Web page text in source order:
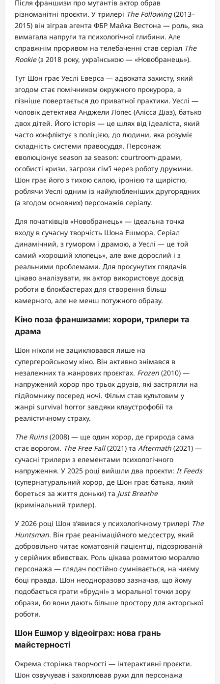
Після франшизи про мутантів актор обрав
різноманітні проєкти. У трилері The Following(2013–
2015) він зіграв агента ФБР Майка Вестона — роль, яка
вимагала напруги та психологічної глибини. Але
справжнім проривом на телебаченні став серіал The
Rookie(з 2018 року, українською — «Новобранець»).
Тут Шон грає Уеслі Еверса — адвоката захисту, який
згодом стає помічником окружного прокурора, а
пізніше повертається до приватної практики. Уеслі —
чоловік детектива Анджели Лопес (Алісса Діаз), батько
двох дітей. Його історія — це шлях від ідеаліста, який
часто конфліктує з поліцією, до людини, яка розуміє
складність системи правосуддя. Персонаж
еволюціонує season за season: courtroom-драми,
особисті кризи, загрози сім’ї через роботу дружини.
Шон грає його з тихою силою, іронією та щирістю,
роблячи Уеслі одним із найулюбленіших другорядних
(а згодом основних) персонажів серіалу.
Для початківців «Новобранець» — ідеальна точка
входу в сучасну творчість Шона Ешмора. Серіал
динамічний, з гумором і драмою, а Уеслі — це той
самий «хороший хлопець», але вже дорослий і з
реальними проблемами. Для просунутих глядачів
цікаво аналізувати, як актор використовує досвід
роботи в блокбастерах для створення більш
камерного, але не менш потужного образу.
Кіно поза франшизами: хорори, трилери та
драма
Шон ніколи не зациклювався лише на
супергеройському кіно. Він активно знімався в
незалежних та жанрових проєктах. Frozen (2010) —
напружений хорор про трьох друзів, які застрягли на
підйомнику посеред ночі. Фільм став культовим у
жанрі survival horror завдяки клаустрофобії та
реалістичному страху.
The Ruins(2008) — ще один хорор, де природа сама
стає ворогом. The Free Fall(2021) та Aftermath (2021) —
сучасні трилери з елементами психологічного
напруження. У 2025 році вийшли два проєкти: It Feeds
(супернатуральний хорор, де Шон грає батька, який
бореться за життя доньки) та Just Breathe
(кримінальний трилер).
У 2026 році Шон з’явився у психологічному трилері The
Huntsman. Він грає реанімаційного медсестру, який
добровільно читає коматозній пацієнтці, підозрюваній
у серійних вбивствах. Роль цікава розмитою мораллю
персонажа — глядач постійно сумнівається, на чиєму
боці правда. Шон неодноразово зазначав, що йому
подобається грати «брудні» з моральної точки зору
образи, бо вони дають більше простору для акторської
роботи.
Шон Ешмор у відеоіграх: нова грань
майстерності
Окрема сторінка творчості — інтерактивні проєкти.
Шон озвучував і захоплював рухи для персонажа